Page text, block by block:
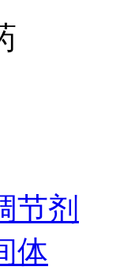
节剂
体